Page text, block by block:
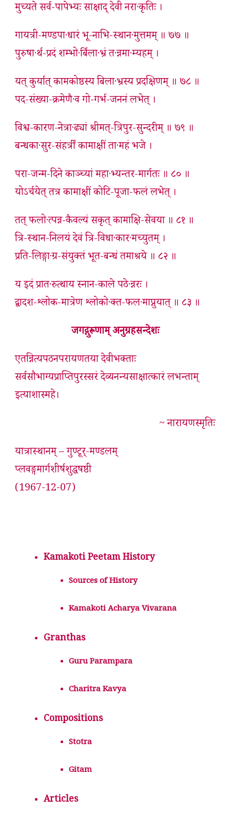
मुच्यते सर्व-पापेभ्यः साक्षाद् देवी नरा·कृतिः ।
गायत्री-मण्डपा·धारं भू-नाभि-स्थान·मुत्तमम् ॥ ७७ ॥
पुरुषा·र्थ-प्रदं शम्भो·र्बिला·भ्रं त·न्नमा·म्यहम् ।
यत् कुर्यात् कामकोष्ठस्य बिला·भ्रस्य प्रदक्षिणम् ॥ ७८ ॥
पद-संख्या-क्रमेणै·व गो-गर्भ-जननं लभेत् ।
विश्व-कारण-नेत्रा·ढ्यां श्रीमत्-त्रिपुर-सुन्दरीम् ॥ ७९ ॥
बन्धका·सुर-संहर्त्रीं कामाक्षीं ता·महं भजे ।
परा-जन्म-दिने काञ्च्यां महा·भ्यन्तर-मार्गतः ॥ ८० ॥
योऽर्चयेत् तत्र कामाक्षीं कोटि-पूजा-फलं लभेत् ।
तत् फलो·त्पन्न-कैवल्यं सकृत् कामाक्षि-सेवया ॥ ८१ ॥
त्रि-स्थान-निलयं देवं त्रि-विधा·कार·मच्युतम् ।
प्रति-लिङ्गा·ग्र-संयुक्तं भूत-बन्धं तमाश्रये ॥ ८२ ॥
य इदं प्रात·रुत्थाय स्नान-काले पठे·न्नरः ।
द्वादश-श्लोक-मात्रेण श्लोको·क्त-फल·माप्नुयात् ॥ ८३ ॥
जगद्गुरूणाम् अनुग्रहसन्देशः
एतन्नित्यपठनपरायणतया देवीभक्ताः
सर्वसौभाग्यप्राप्तिपुरस्सरं देव्यनन्यसाक्षात्कारं लभन्ताम्
इत्याशास्महे।
~ नारायणस्मृतिः
यात्रास्थानम् – गुण्टूर्-मण्डलम्
प्लवङ्गमार्गशीर्षशुद्धषष्ठी
(1967-12-07)
Kamakoti Peetam History
Sources of History
Kamakoti Acharya Vivarana
Granthas
Guru Parampara
Charitra Kavya
Compositions
Stotra
Gitam
Articles